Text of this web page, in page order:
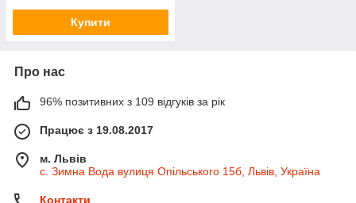
Купити
Про нас
96% позитивних з 109 відгуків за рік
Працює з 19.08.2017
м. Львів
с. Зимна Вода вулиця Опільського 15б, Львів, Україна
Контакти